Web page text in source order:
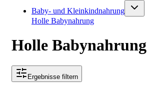
Baby- und Kleinkindnahrung
Holle Babynahrung
Holle Babynahrung
Ergebnisse filtern